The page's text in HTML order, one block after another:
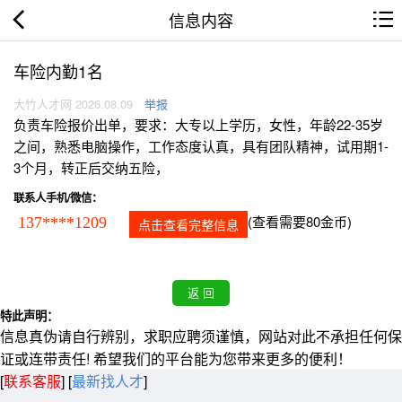
信息内容
车险内勤1名
大竹人才网 2026.08.09 举报
负责车险报价出单，要求：大专以上学历，女性，年龄22-35岁
之间，熟悉电脑操作，工作态度认真，具有团队精神，试用期1-
3个月，转正后交纳五险，
联系人手机/微信：
137****1209 点击查看完整信息 (查看需要80金币)
特此声明：
信息真伪请自行辨别，求职应聘须谨慎，网站对此不承担任何保
证或连带责任! 希望我们的平台能为您带来更多的便利！
[联系客服] [最新找人才]